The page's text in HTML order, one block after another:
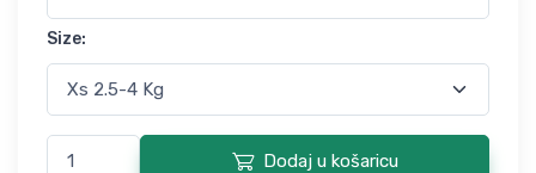
Size:
Dodaj u košaricu